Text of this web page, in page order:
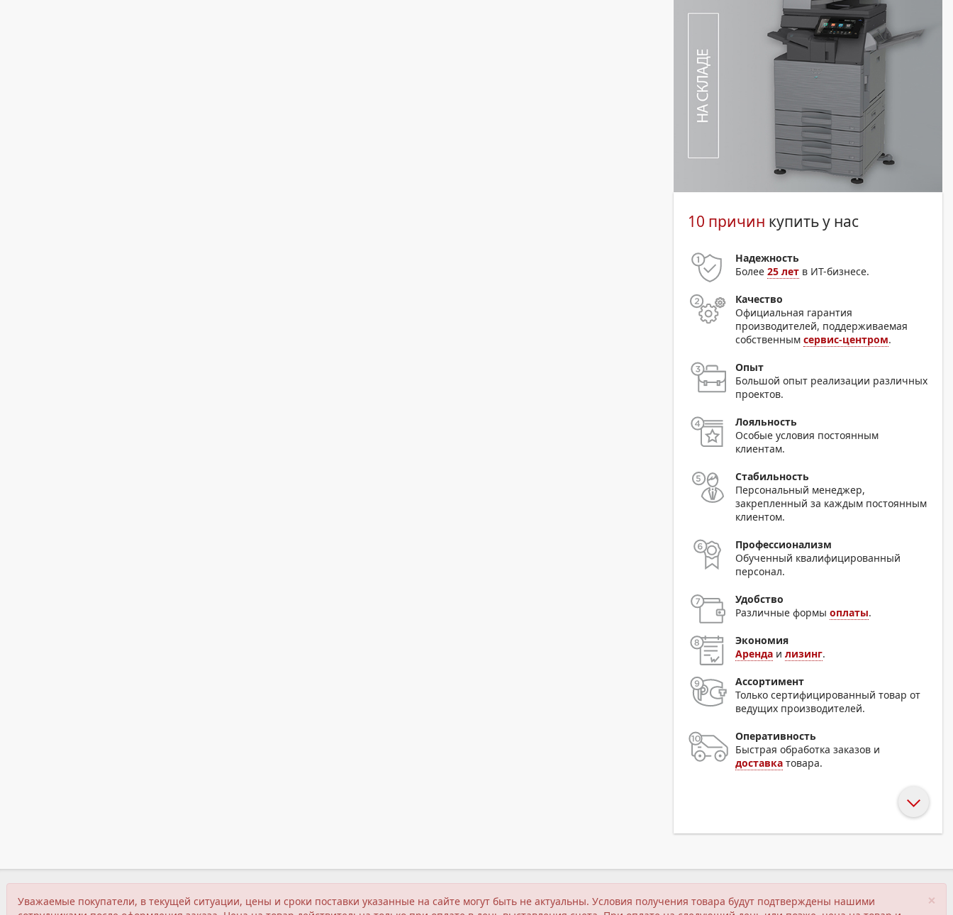
10 причин купить у нас
Надежность
Более25 лет в ИТ-бизнесе.
Качество
Официальная гарантия
производителей, поддерживаемая
собственнымсервис-центром.
Опыт
Большой опыт реализации различных
проектов.
Лояльность
Особые условия постоянным
клиентам.
Стабильность
Персональный менеджер,
закрепленный за каждым постоянным
клиентом.
Профессионализм
Обученный квалифицированный
персонал.
Удобство
Различные формыоплаты.
Экономия
Аренда илизинг.
Ассортимент
Только сертифицированный товар от
ведущих производителей.
Оперативность
Быстрая обработка заказов и
доставка товара.
×
Уважаемые покупатели, в текущей ситуации, цены и сроки поставки указанные на сайте могут быть не актуальны. Условия получения товара будут подтверждены нашими